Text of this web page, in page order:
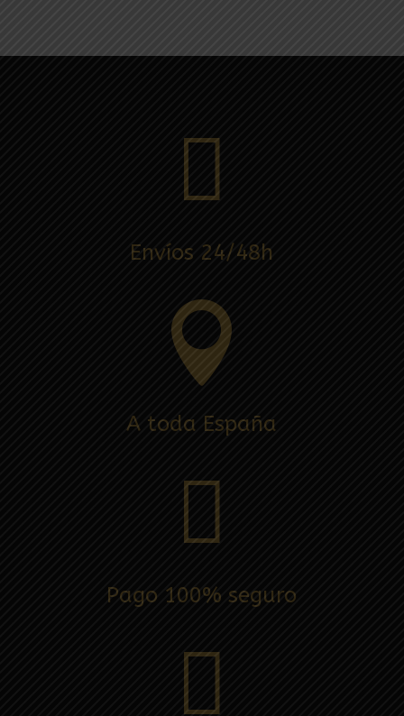

Envíos 24/48h

A toda España

Pago 100% seguro
